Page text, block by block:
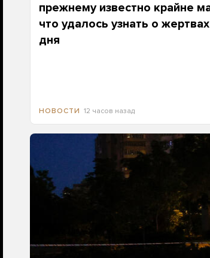
прежнему известно крайне
что удалось узнать о
дня
НОВОСТИ 12 часов назад